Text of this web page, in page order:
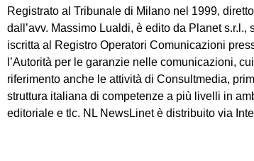
Registrato al Tribunale di Milano nel 1999, diretto
dall’avv. Massimo Lualdi, è edito da Planet s.r.l.,
iscritta al Registro Operatori Comunicazioni
l’Autorità per le garanzie nelle comunicazioni,
riferimento anche le attività di Consultmedia,
struttura italiana di competenze a più livelli in
editoriale e tlc. NL NewsLinet è distribuito via